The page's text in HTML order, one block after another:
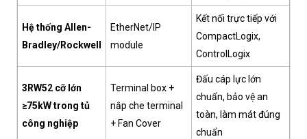
Hệ thống Allen-
Bradley/Rockwell
EtherNet/IP
module
Kết nối trực tiếp với
CompactLogix,
ControlLogix
3RW52 cỡ lớn
≥75kW trong tủ
công nghiệp
Terminal box +
nắp che terminal
+ Fan Cover
Đấu cáp lực lớn
chuẩn, bảo vệ an
toàn, làm mát đúng
chuẩn